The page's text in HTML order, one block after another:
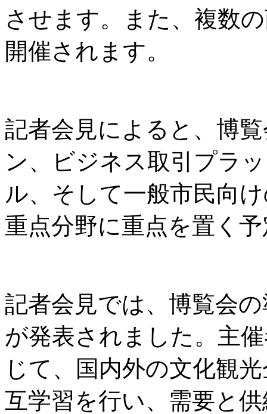
させます。また、複数
開催されます。
記者会見によると、博
ン、ビジネス取引プラ
ル、そして一般市民向
重点分野に重点を置く
記者会見では、博覧会
が発表されました。主
じて、国内外の文化観
互学習を行い、需要と